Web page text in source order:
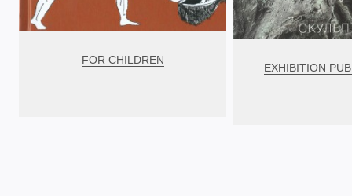
FOR CHILDREN
EXHIBITION